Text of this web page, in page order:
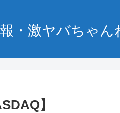
・激ヤバちゃん
】